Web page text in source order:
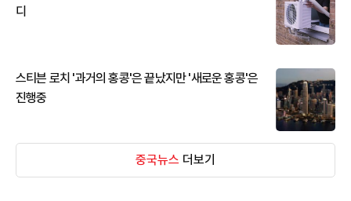
디
스티븐 로치 '과거의 홍콩'은 끝났지만 '새로운 홍콩'은
진행중
중국뉴스 더보기